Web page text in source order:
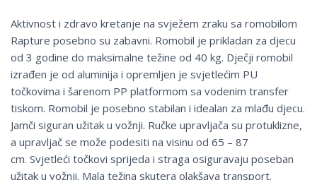
Aktivnost i zdravo kretanje na svježem zraku sa romobilom
Rapture posebno su zabavni. Romobil je prikladan za djecu
od 3 godine do maksimalne težine od 40 kg. Dječji romobil
izrađen je od aluminija i opremljen je svjetlećim PU
točkovima i šarenom PP platformom sa vodenim transfer
tiskom. Romobil je posebno stabilan i idealan za mlađu djecu.
Jamči siguran užitak u vožnji. Ručke upravljača su protuklizne,
a upravljač se može podesiti na visinu od 65 – 87
cm. Svjetleći točkovi sprijeda i straga osiguravaju poseban
užitak u vožnji. Mala težina skutera olakšava transport.